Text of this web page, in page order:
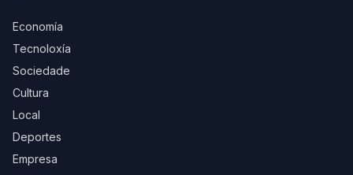
Economía
Tecnoloxía
Sociedade
Cultura
Local
Deportes
Empresa